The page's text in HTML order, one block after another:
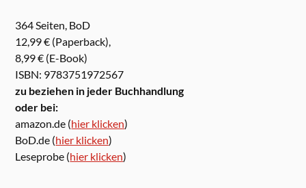
364 Seiten, BoD
12,99 € (Paperback),
8,99 € (E-Book)
ISBN: 9783751972567
zu beziehen in jeder Buchhandlung
oder bei:
amazon.de (hier klicken)
BoD.de (hier klicken)
Leseprobe (hier klicken)